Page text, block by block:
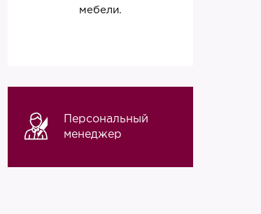
мебели.
Персональный
менеджер